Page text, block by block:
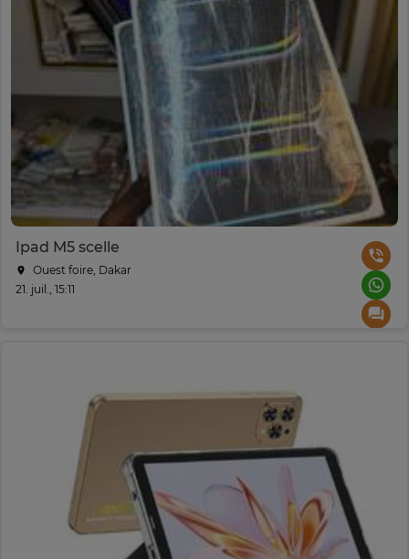
Ipad M5 scelle
Ouest foire, Dakar
21. juil., 15:11